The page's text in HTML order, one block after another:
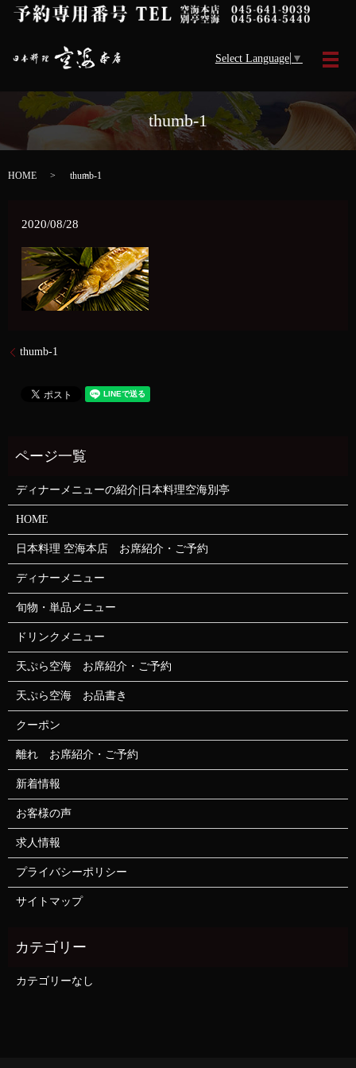
Select Language ▼
メ
thumb-1
HOME thumb-1
2020/08/28
thumb-1
ディナーメニューの紹介|日本料理空海別亭
HOME
日本料理 空海本店 お席紹介・ご予約
ディナーメニュー
旬物・単品メニュー
ドリンクメニュー
天ぷら空海 お席紹介・ご予約
天ぷら空海 お品書き
クーポン
離れ お席紹介・ご予約
新着情報
お客様の声
求人情報
プライバシーポリシー
サイトマップ
カテゴリーなし